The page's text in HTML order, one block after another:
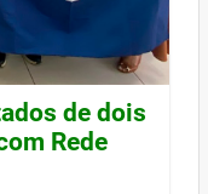
de dois
Rede